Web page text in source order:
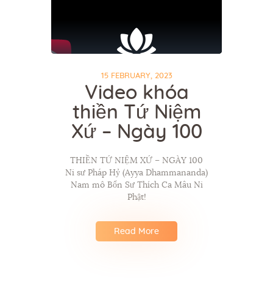
15 FEBRUARY, 2023
Video khóa
thiền Tứ Niệm
Xứ – Ngày 100
THIỀN TỨ NIỆM XỨ – NGÀY 100
Ni sư Pháp Hỷ (Ayya Dhammananda)
Nam mô Bổn Sư Thích Ca Mâu Ni
Phật!
Read More